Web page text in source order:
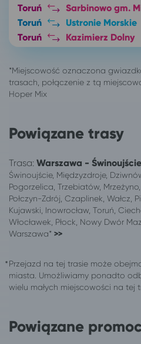
Toruń
Sarbinowo gm.
Toruń
Ustronie Morskie
Toruń
Kazimierz Dolny
Toruń
Toruń
Jedlina-Zdrój
Toruń
Toruń
Toruń
Kamień Pomorski
Toruń
Kołczewo
Toruń
Długopole-Zdrój
Toruń
Mikołajki
Toruń
Wieniec Zdrój
Toruń
Połczyn-Zdrój
Toruń
Jastrzębia Góra
Toruń
Władysławowo
Toruń
Gdynia
Powiązane trasy
Trasa: Warszawa - Świnoujście
Świnoujście, Międzyzdroje,
Pogorzelica, Trzebiatów, Mrzeżyno,
Połczyn-Zdrój, Czaplinek, Wałcz,
Kujawski, Inowrocław, Toruń,
Włocławek, Płock, Nowy Dwór
Warszawa* >>
Przejazd na tej trasie może
miasta. Umożliwiamy ponadto
wielu małych miejscowości na tej
Powiązane